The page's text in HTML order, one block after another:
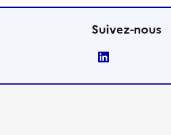
Suivez-nous